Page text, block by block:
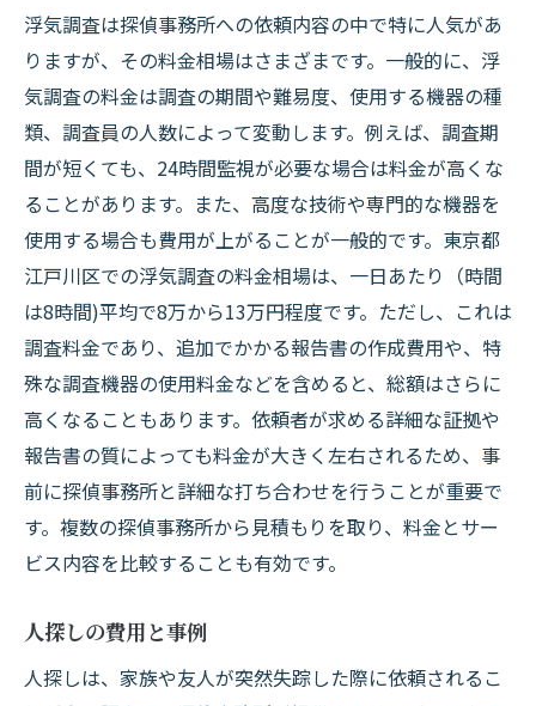
時間単位での料金設定とその特徴
パッケージ料金のメリットとデメリット
透明性のある料金体系の見極め方
見積もり依頼時の注意点とポイント
おすすめの探偵事務所の選び方
江戸川区で探偵事務所を利用する際の費用を抑
えるコツ
料金を抑えるための基本的な方法
パッケージプランの活用法
事前見積もりの重要性
調査内容の整理と優先順位の付け方
追加費用を防ぐための注意点
賢く探偵事務所を利用するためのヒント
浮気調査から行方不明者捜索まで探偵事務所の
浮気調査の料金体系とその詳細
行方不明者捜索の費用構造
浮気調査は探偵事務所への依頼内容の中で特に人気があ
りますが、その料金相場はさまざまです。一般的に、浮
気調査の料金は調査の期間や難易度、使用する機器の種
類、調査員の人数によって変動します。例えば、調査期
間が短くても、24時間監視が必要な場合は料金が高くな
ることがあります。また、高度な技術や専門的な機器を
使用する場合も費用が上がることが一般的です。東京都
江戸川区での浮気調査の料金相場は、一日あたり（時間
は8時間)平均で8万から13万円程度です。ただし、これは
調査料金であり、追加でかかる報告書の作成費用や、特
殊な調査機器の使用料金などを含めると、総額はさらに
高くなることもあります。依頼者が求める詳細な証拠や
報告書の質によっても料金が大きく左右されるため、事
前に探偵事務所と詳細な打ち合わせを行うことが重要で
す。複数の探偵事務所から見積もりを取り、料金とサー
ビス内容を比較することも有効です。
人探しの費用と事例
人探しは、家族や友人が突然失踪した際に依頼されるこ